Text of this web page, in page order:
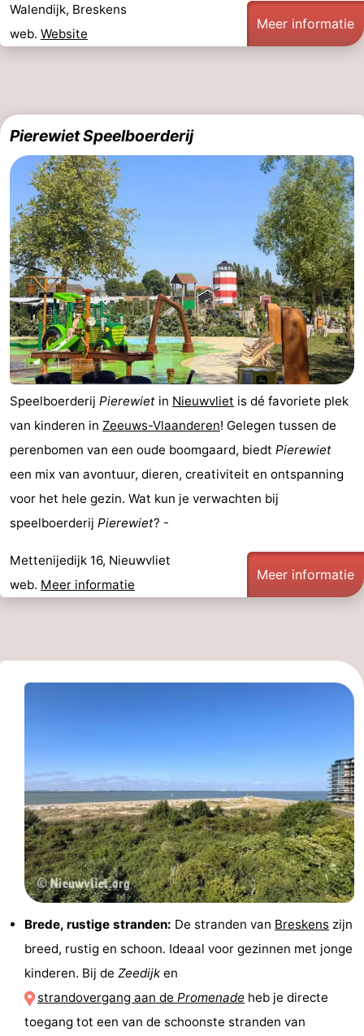
Walendijk, Breskens
web. Website
Meer informatie
Pierewiet Speelboerderij
Speelboerderij Pierewiet in Nieuwvliet is dé favoriete plek
van kinderen in Zeeuws-Vlaanderen! Gelegen tussen de
perenbomen van een oude boomgaard, biedt Pierewiet
een mix van avontuur, dieren, creativiteit en ontspanning
voor het hele gezin. Wat kun je verwachten bij
speelboerderij Pierewiet? -
Mettenijedijk 16, Nieuwvliet
web. Meer informatie
Meer informatie
Brede, rustige stranden: De stranden van Breskens zijn
breed, rustig en schoon. Ideaal voor gezinnen met jonge
kinderen. Bij de Zeedijk en
strandovergang aan dePromenade heb je directe
toegang tot een van de schoonste stranden van